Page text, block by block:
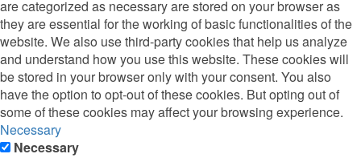
are categorized as necessary are stored on your browser as
they are essential for the working of basic functionalities of the
website. We also use third-party cookies that help us analyze
and understand how you use this website. These cookies will
be stored in your browser only with your consent. You also
have the option to opt-out of these cookies. But opting out of
some of these cookies may affect your browsing experience.
Necessary
Necessary